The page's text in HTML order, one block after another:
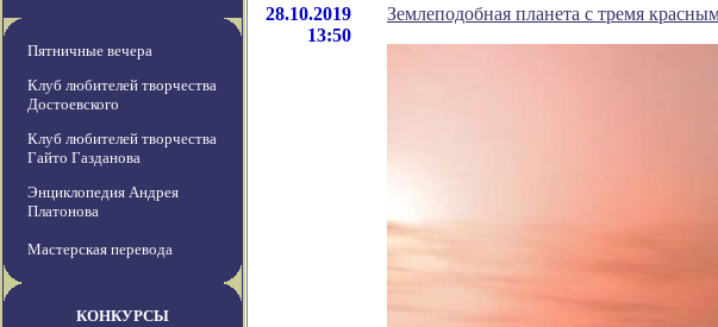
Пятничные вечера
Клуб любителей творчества
Достоевского
Клуб любителей творчества
Гайто Газданова
Энциклопедия Андрея
Платонова
Мастерская перевода
КОНКУРСЫ
28.10.2019
13:50
Землеподобная планета с тремя